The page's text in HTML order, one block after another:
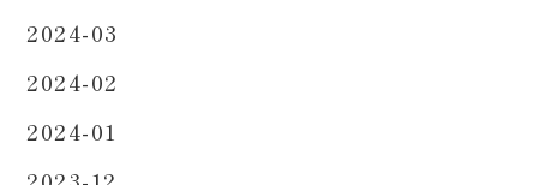
2024-03
2024-02
2024-01